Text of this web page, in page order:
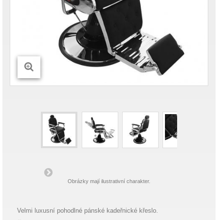
Obrázky mají ilustrativní charakter.
Velmi luxusní pohodlné pánské kadeřnické křeslo.